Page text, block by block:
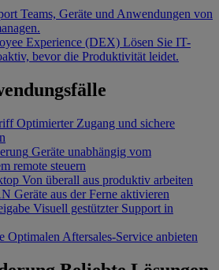
Teams, Geräte und Anwendungen von
Experience (DEX) Lösen Sie IT-
bevor die Produktivität leidet.
Optimierter Zugang und sichere
Geräte unabhängig vom
remote steuern
Von überall aus produktiv arbeiten
Geräte aus der Ferne aktivieren
Visuell gestützter Support in
Optimalen Aftersales-Service anbieten